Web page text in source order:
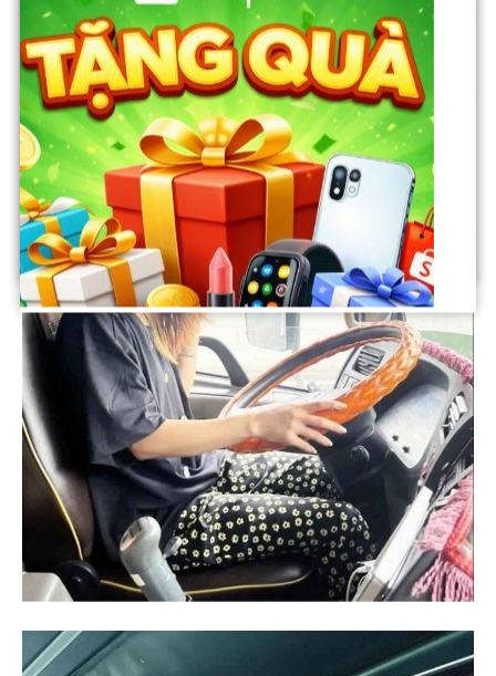
Dù thân hình nhỏ nhắn, nặng khoảng 40kg, N.H. vẫn khiến nhiều
người ngạc nhiên khi có thể điều khiển chiếc xe tải trọng lớn, nặng tới
30 tấn, di chuyển trên nhiều cung đường dài. Để tạo dấu ấn cá nhân,
cô còn trang trí cabin xe bằng những gam màu tươi sáng, dán hình
Doraemon, Hello Kitty dễ thương.